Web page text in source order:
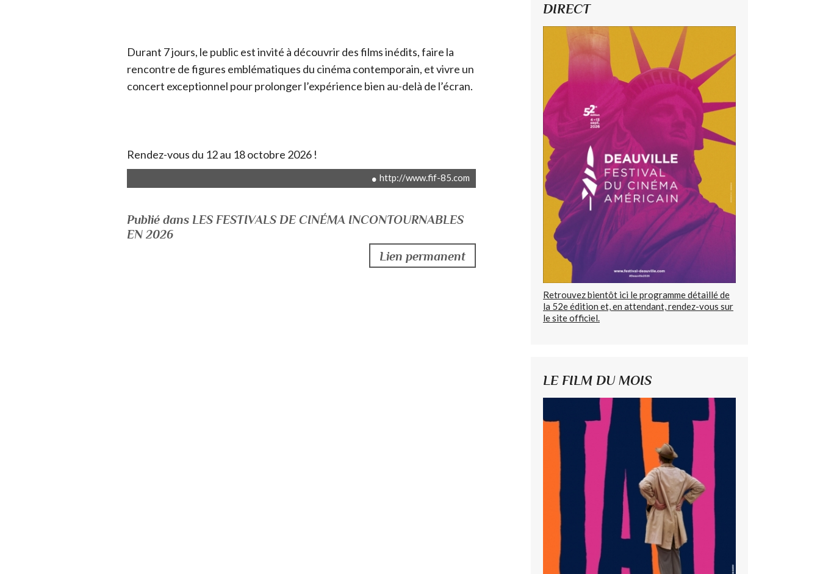
Durant 7 jours, le public est invité à découvrir des films inédits, faire la
rencontre de figures emblématiques du cinéma contemporain, et vivre un
concert exceptionnel pour prolonger l’expérience bien au-delà de l’écran.
Rendez-vous du 12 au 18 octobre 2026 !
http://www.fif-85.com
Publié dans LES FESTIVALS DE CINÉMA INCONTOURNABLES
EN 2026
Lien permanent
DIRECT
Retrouvez bientôt ici le programme détaillé de
la 52e édition et, en attendant, rendez-vous sur
le site officiel.
LE FILM DU MOIS